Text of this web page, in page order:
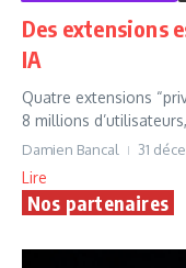
Des extensions
IA
Quatre extensions
8 millions
Damien Bancal 31
Lire
Nos partenaires